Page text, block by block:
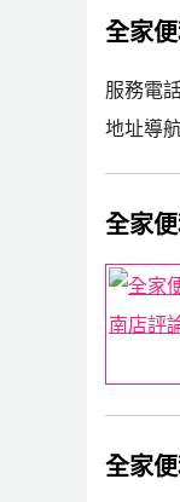
全家
服務電話
地址導航
全家
全家